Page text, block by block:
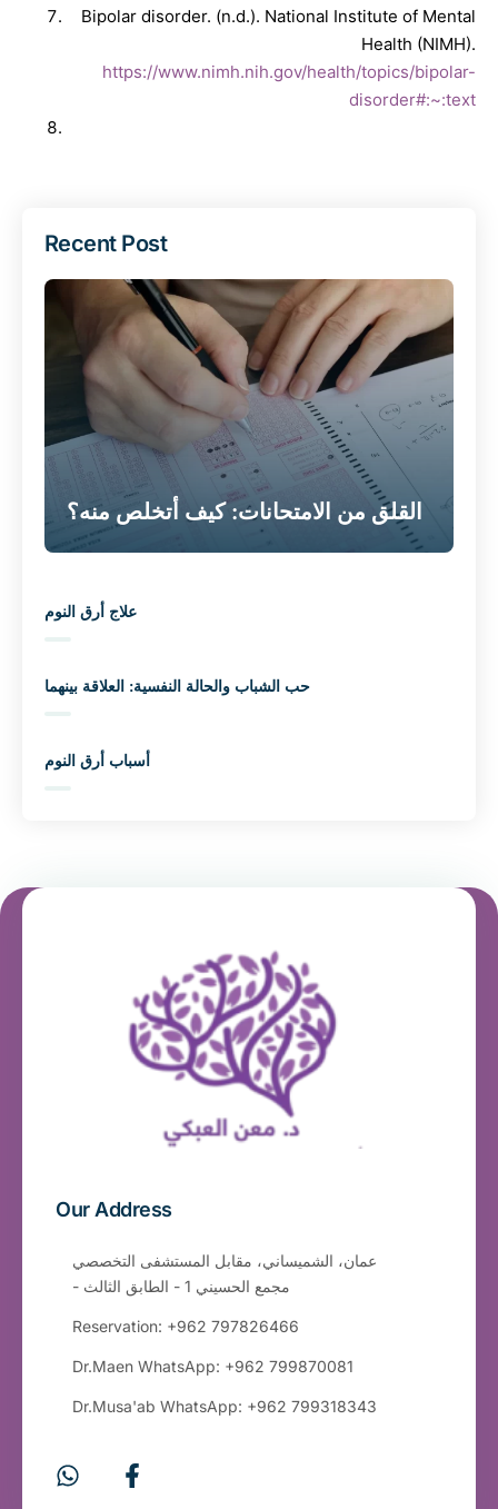
Bipolar disorder. (n.d.). National Institute of Mental
Health (NIMH).
https://www.nimh.nih.gov/health/topics/bipolar-
disorder#:~:text
Recent Post
القلق من الامتحانات: كيف أتخلص منه؟
علاج أرق النوم
حب الشباب والحالة النفسية: العلاقة بينهما
أسباب أرق النوم
Our Address
عمان، الشميساني، مقابل المستشفى التخصصي
- مجمع الحسيني 1 - الطابق الثالث
Reservation: +962 797826466
Dr.Maen WhatsApp: +962 799870081
Dr.Musa'ab WhatsApp: +962 799318343